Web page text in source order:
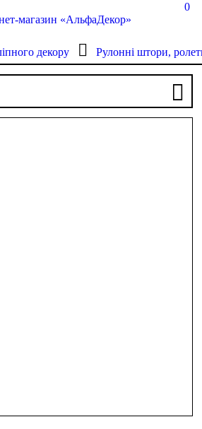
0
декору Рулонні штори,